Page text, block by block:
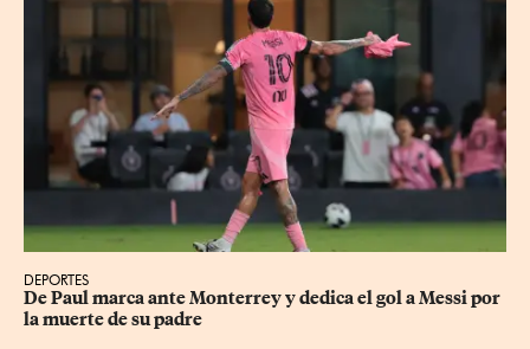
DEPORTES
De Paul marca ante Monterrey y dedica el gol a Messi por
la muerte de su padre